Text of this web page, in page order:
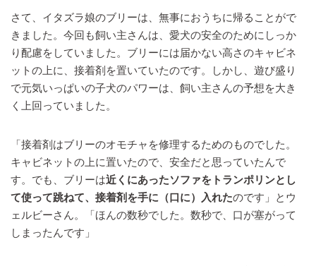
さて、イタズラ娘のブリーは、無事におうちに帰ることがで
きました。今回も飼い主さんは、愛犬の安全のためにしっか
り配慮をしていました。ブリーには届かない高さのキャビネ
ットの上に、接着剤を置いていたのです。しかし、遊び盛り
で元気いっぱいの子犬のパワーは、飼い主さんの予想を大き
く上回っていました。
「接着剤はブリーのオモチャを修理するためのものでした。
キャビネットの上に置いたので、安全だと思っていたんで
す。でも、ブリーは近くにあったソファをトランポリンとし
て使って跳ねて、接着剤を手に（口に）入れたのです」とウ
ェルビーさん。「ほんの数秒でした。数秒で、口が塞がって
しまったんです」